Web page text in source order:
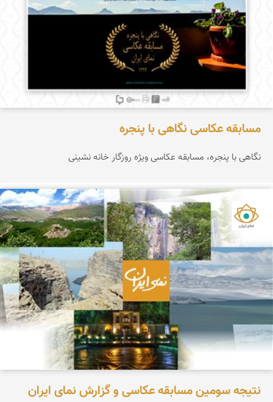
مسابقه عکاسی نگاهی با پنجره
نگاهی با پنجره، مسابقه عکاسی ویژه روزگار خانه نشینی
نمای ایران
نتیجه سومین مسابقه عکاسی و گزارش نمای ایران